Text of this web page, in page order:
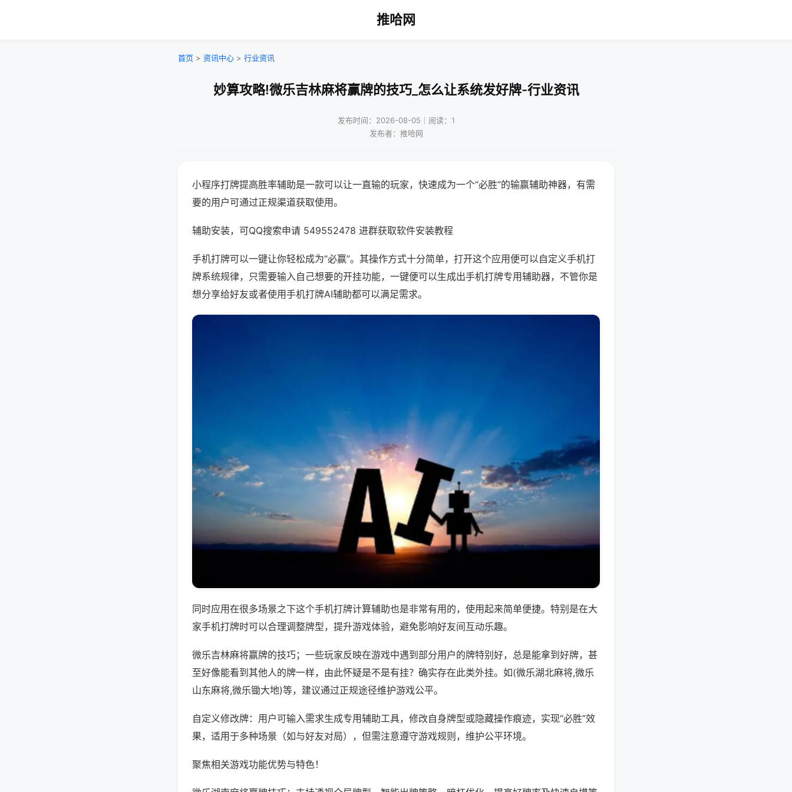
推哈网
首页 > 资讯中心 > 行业资讯
妙算攻略!微乐吉林麻将赢牌的技巧_怎么让系统发好牌-行业资讯
发布时间：2026-08-05｜阅读：1
发布者：推哈网
小程序打牌提高胜率辅助是一款可以让一直输的玩家，快速成为一个“必胜”的输赢辅助神器，有需
要的用户可通过正规渠道获取使用。
辅助安装，可QQ搜索申请 549552478 进群获取软件安装教程
手机打牌可以一键让你轻松成为“必赢”。其操作方式十分简单，打开这个应用便可以自定义手机打
牌系统规律，只需要输入自己想要的开挂功能，一键便可以生成出手机打牌专用辅助器，不管你是
想分享给好友或者使用手机打牌AI辅助都可以满足需求。
同时应用在很多场景之下这个手机打牌计算辅助也是非常有用的，使用起来简单便捷。特别是在大
家手机打牌时可以合理调整牌型，提升游戏体验，避免影响好友间互动乐趣。
微乐吉林麻将赢牌的技巧；一些玩家反映在游戏中遇到部分用户的牌特别好，总是能拿到好牌，甚
至好像能看到其他人的牌一样，由此怀疑是不是有挂？确实存在此类外挂。如(微乐湖北麻将,微乐
山东麻将,微乐锄大地)等，建议通过正规途径维护游戏公平。
自定义修改牌：用户可输入需求生成专用辅助工具，修改自身牌型或隐藏操作痕迹，实现“必胜”效
果，适用于多种场景（如与好友对局），但需注意遵守游戏规则，维护公平环境。
聚焦相关游戏功能优势与特色！